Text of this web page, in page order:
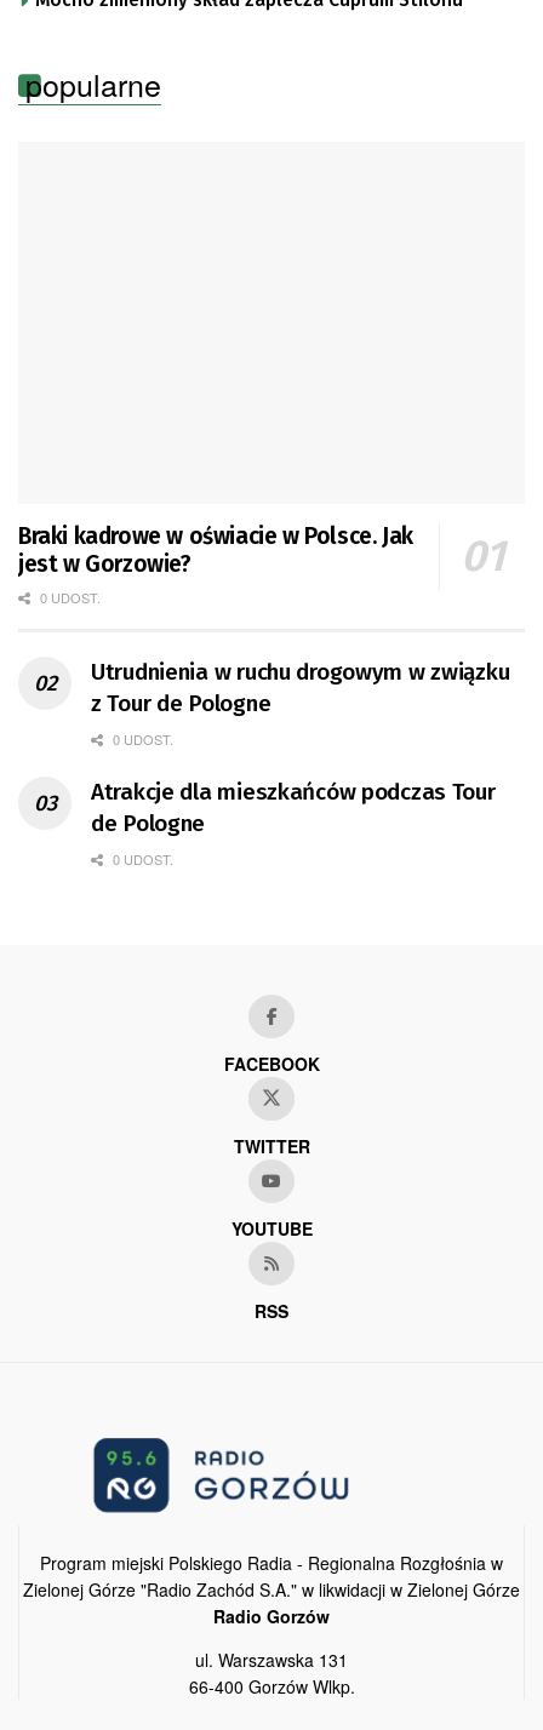
popularne
Braki kadrowe w oświacie w Polsce. Jak
jest w Gorzowie?
0 UDOST.
Utrudnienia w ruchu drogowym w związku
z Tour de Pologne
0 UDOST.
Atrakcje dla mieszkańców podczas Tour
de Pologne
0 UDOST.
FACEBOOK
TWITTER
YOUTUBE
RSS
Program miejski Polskiego Radia - Regionalna Rozgłośnia w
Zielonej Górze "Radio Zachód S.A." w likwidacji w Zielonej Górze
Radio Gorzów
ul. Warszawska 131
66-400 Gorzów Wlkp.